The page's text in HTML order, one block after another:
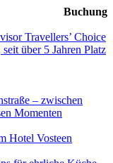
Buchung
Travellers’ Choice
über 5 Jahren Platz
– zwischen
Momenten
Hotel Vosteen